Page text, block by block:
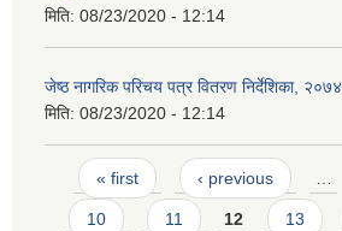
मिति: 08/23/2020 - 12:14
जेष्ठ नागरिक परिचय पत्र वितरण निर्देशिका, २०७४
मिति: 08/23/2020 - 12:14
Pages
« first ‹ previous …
10 11 12 13